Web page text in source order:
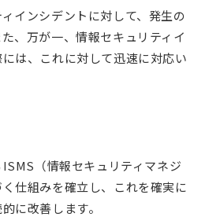
インシデントに対して、発生の
、万が一、情報セキュリティイ
は、これに対して迅速に対応い
（情報セキュリティマネジ
仕組みを確立し、これを確実に
に改善します。